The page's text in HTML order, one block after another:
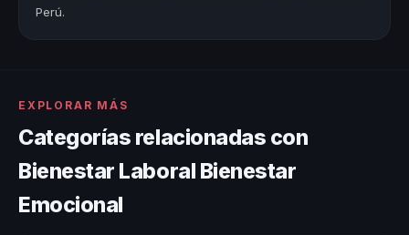
Perú.
EXPLORAR MÁS
Categorías relacionadas con
Bienestar Laboral Bienestar
Emocional